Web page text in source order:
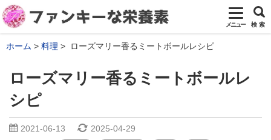
メニュー 検 索
ホーム 料理 ローズマリー香るミートボールレシピ
ローズマリー香るミートボールレ
シピ
2021-06-13 2025-04-29